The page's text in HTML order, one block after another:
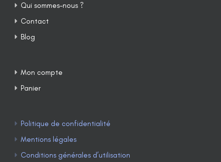
Qui sommes-nous ?
Contact
Blog
Mon compte
Panier
Politique de confidentialité
Mentions légales
Conditions générales d’utilisation